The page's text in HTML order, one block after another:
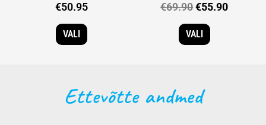
€50.95
VALI
€69.90€55.90
VALI
Ettevõtte andmed